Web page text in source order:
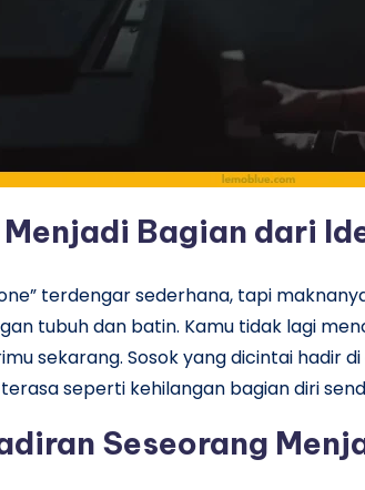
Bagian dari
terdengar sederhana, tapi
tubuh dan batin. Kamu tidak lagi
sekarang. Sosok yang dicintai hadir
seperti kehilangan bagian diri
Seseorang